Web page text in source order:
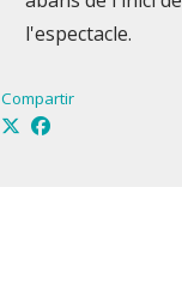
l'espectacle.
Compartir